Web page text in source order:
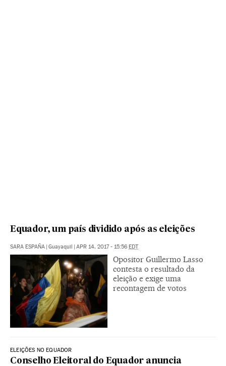
Equador, um país dividido após as eleições
SARA ESPAÑA | Guayaquil | APR 14, 2017 - 15:56 EDT
Opositor Guillermo Lasso
contesta o resultado da
eleição e exige uma
recontagem de votos
ELEIÇÕES NO EQUADOR
Conselho Eleitoral do Equador anuncia